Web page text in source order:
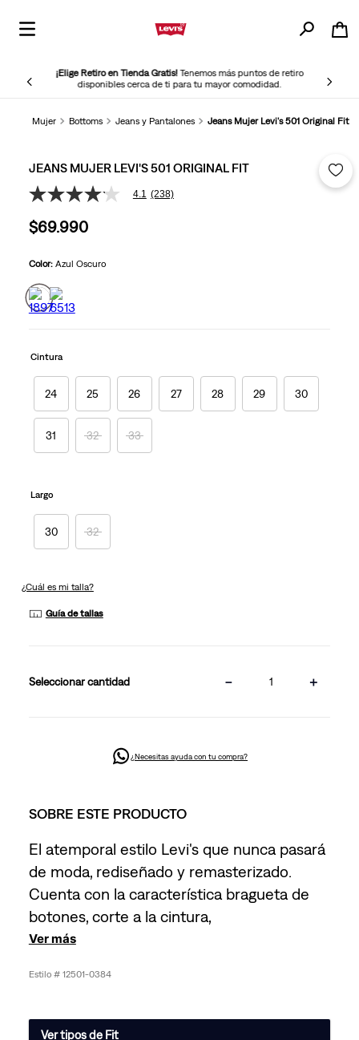
¡Elige Retiro en Tienda Gratis!Tenemos más puntos de retiro
disponibles cerca de ti para tu mayor comodidad.
Mujer Bottoms Jeans y Pantalones Jeans Mujer Levi's 501 Original Fit
JEANS MUJER LEVI'S 501 ORIGINAL FIT
4.1
5
estrellas,
medio
valoración.
Read
238
en
misma
página.
4.1 (238)
$69.990
Color: Azul Oscuro
Cintura
24 25 26 27 28 29 30
31 32 33
Largo
30 32
¿Cuál es mi talla?
Guía de tallas
cantidad ＋
－
¿Necesitas ayuda con tu compra?
SOBRE ESTE PRODUCTO
El atemporal estilo Levi's que nunca pasará
de moda, rediseñado y remasterizado.
Cuenta con la característica bragueta de
botones, corte a la cintura,
Ver más
12501-0384
Ver tipos de Fit